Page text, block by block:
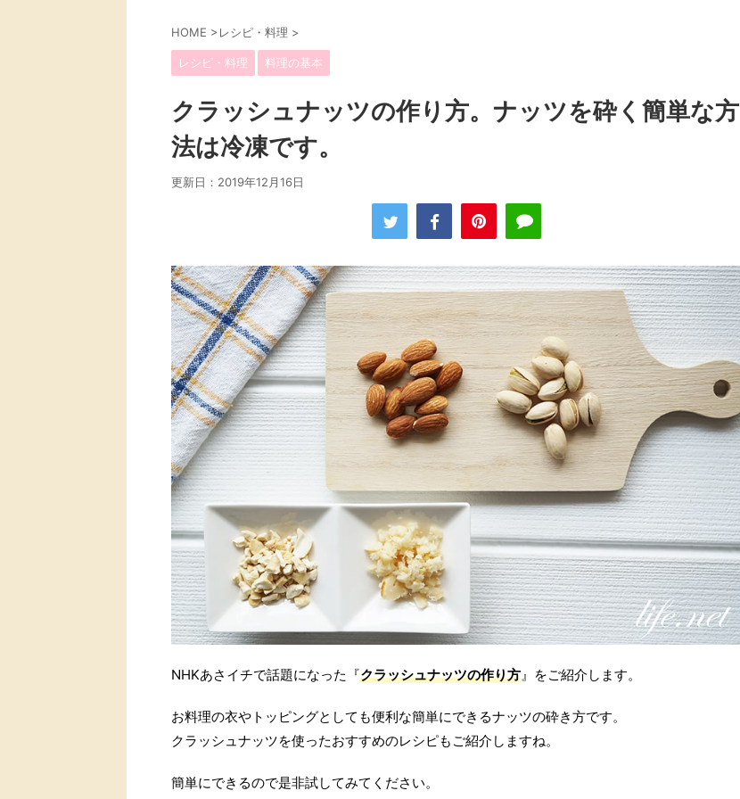
HOME >レシピ・料理 >
レシピ・料理 料理の基本
クラッシュナッツの作り方。ナッツを砕く簡単な方
法は冷凍です。
更新日： 2019年12月16日
NHKあさイチで話題になった『クラッシュナッツの作り方』をご紹介します。
お料理の衣やトッピングとしても便利な簡単にできるナッツの砕き方です。
クラッシュナッツを使ったおすすめのレシピもご紹介しますね。
簡単にできるので是非試してみてください。